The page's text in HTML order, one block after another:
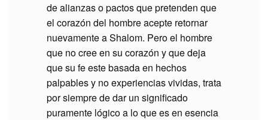
de alianzas o pactos que pretenden que
el corazón del hombre acepte retornar
nuevamente a Shalom. Pero el hombre
que no cree en su corazón y que deja
que su fe este basada en hechos
palpables y no experiencias vividas, trata
por siempre de dar un significado
puramente lógico a lo que es en esencia